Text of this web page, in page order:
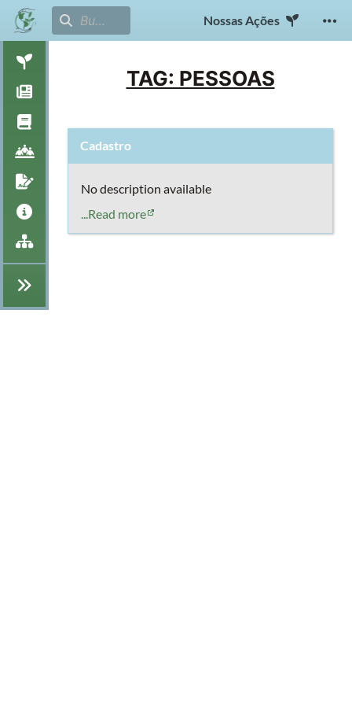
Nossas Ações
TAG: PESSOAS
Cadastro
No description available
...Read more